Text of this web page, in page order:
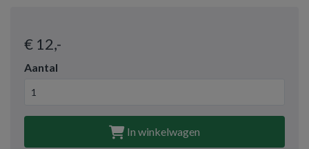
€ 12,-
Aantal
In winkelwagen